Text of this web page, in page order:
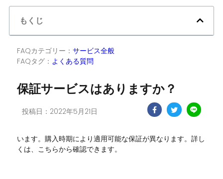
もくじ
FAQカテゴリー： サービス全般
FAQタグ： よくある質問
保証サービスはありますか？
投稿日：2022年5月21日
います。購入時期により適用可能な保証が異なります。詳し
くは、こちらから確認できます。